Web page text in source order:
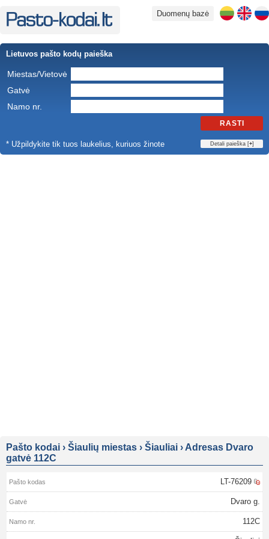
Duomenų bazė
Lietuvos pašto kodų paieška
Miestas/Vietovė
Gatvė
Namo nr.
RASTI
* Užpildykite tik tuos laukelius, kuriuos žinote Detali paieška [+]
Pašto kodai › Šiaulių miestas › Šiauliai › Adresas Dvaro
gatvė 112C
LT-76209
Dvaro g.
112C